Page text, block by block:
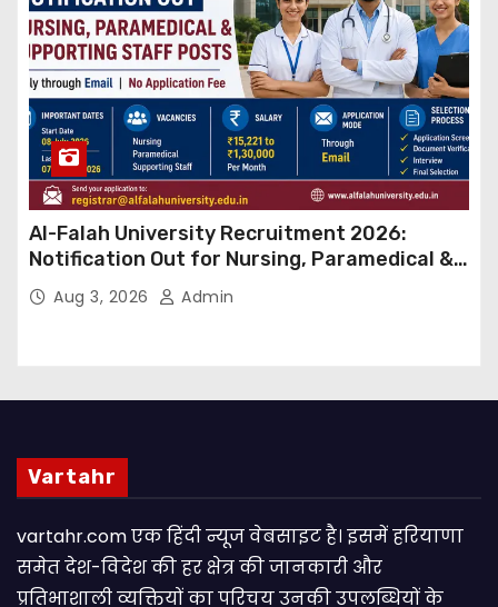
Al-Falah University Recruitment 2026:
Notification Out for Nursing, Paramedical &
Supporting Staff Posts, Apply Through Email
Aug 3, 2026 Admin
Vartahr
vartahr.com एक हिंदी न्यूज वेबसाइट है। इसमें हरियाणा
समेत देश-विदेश की हर क्षेत्र की जानकारी और
प्रतिभाशाली व्यक्तियों का परिचय उनकी उपलब्धियों के